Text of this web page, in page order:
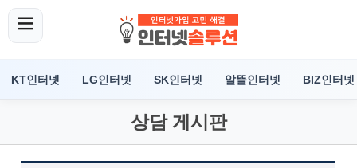
KT인터넷 LG인터넷 SK인터넷 알뜰인터넷 BIZ인터넷
상담 게시판